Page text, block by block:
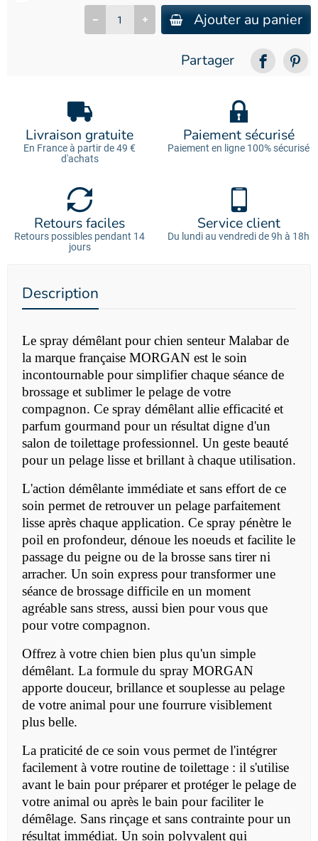
Ajouter au panier
Partager
Livraison gratuite
En France à partir de 49 €
d'achats
Paiement sécurisé
Paiement en ligne 100% sécurisé
Retours faciles
Retours possibles pendant 14
jours
Service client
Du lundi au vendredi de 9h à 18h
Description
Le spray démêlant pour chien senteur Malabar de
la marque française MORGAN est le soin
incontournable pour simplifier chaque séance de
brossage et sublimer le pelage de votre
compagnon. Ce spray démêlant allie efficacité et
parfum gourmand pour un résultat digne d'un
salon de toilettage professionnel. Un geste beauté
pour un pelage lisse et brillant à chaque utilisation.
L'action démêlante immédiate et sans effort de ce
soin permet de retrouver un pelage parfaitement
lisse après chaque application. Ce spray pénètre le
poil en profondeur, dénoue les noeuds et facilite le
passage du peigne ou de la brosse sans tirer ni
arracher. Un soin express pour transformer une
séance de brossage difficile en un moment
agréable sans stress, aussi bien pour vous que
pour votre compagnon.
Offrez à votre chien bien plus qu'un simple
démêlant. La formule du spray MORGAN
apporte douceur, brillance et souplesse au pelage
de votre animal pour une fourrure visiblement
plus belle.
La praticité de ce soin vous permet de l'intégrer
facilement à votre routine de toilettage : il s'utilise
avant le bain pour préparer et protéger le pelage de
votre animal ou après le bain pour faciliter le
démêlage. Sans rinçage et sans contrainte pour un
résultat immédiat. Un soin polyvalent qui